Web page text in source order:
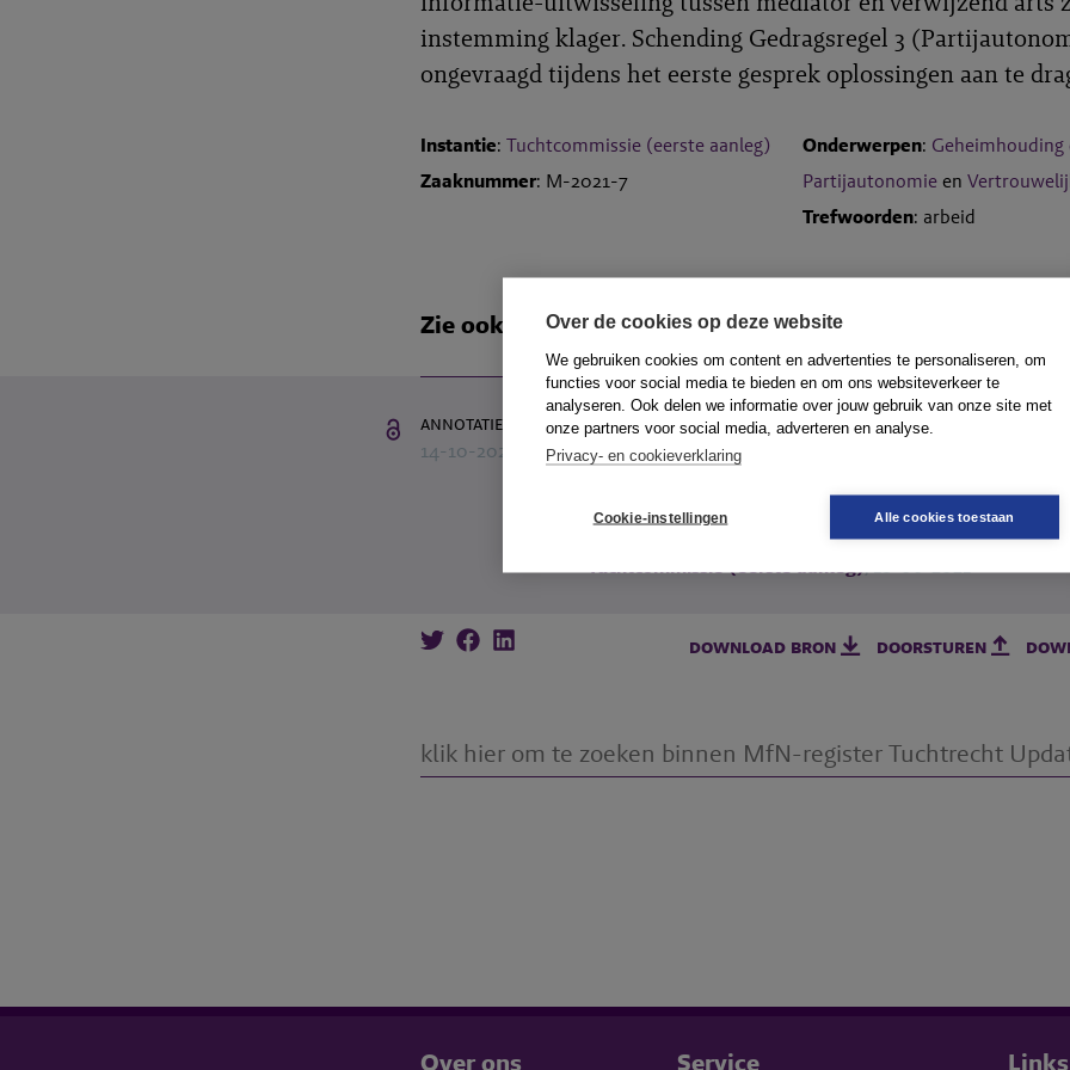
Over de cookies op deze website
We gebruiken cookies om content en advertenties te personaliseren, om
functies voor social media te bieden en om ons websiteverkeer te
analyseren. Ook delen we informatie over jouw gebruik van onze site met
onze partners voor social media, adverteren en analyse.
Privacy- en cookieverklaring
Cookie-instellingen Alle cookies toestaan
instemming klager. Schending Gedragsregel 3
ongevraagd tijdens het eerste gesprek oplossingen aan te
Instantie: Tuchtcommissie (eerste aanleg)
Zaaknummer: M-2021-7
Onderwerpen: Geheimhouding
Partijautonomieen
Trefwoorden: arbeid
Zie ook
annotatie
14-10-2021
Informatie-uitwisseling en ongevraagde
oplossingen door mediator
De mediator begeleidde klager en zijn
arbeidsconflict. De zaak...
Tuchtcommissie (eerste aanleg), 18-06-2021
download bron doorsturen
Over ons Service Links